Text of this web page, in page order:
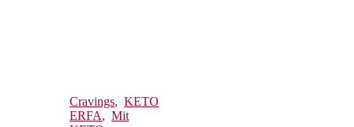
Cravings, KETO
ERFA, Mit